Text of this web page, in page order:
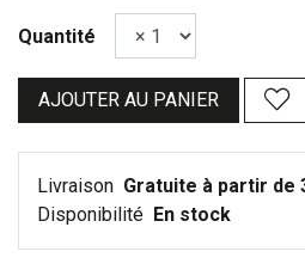
Quantité
AJOUTER AU PANIER
Livraison Gratuite à partir de
Disponibilité En stock